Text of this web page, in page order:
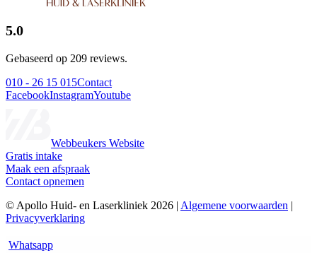
5.0
Gebaseerd op 209 reviews.
010 - 26 15 015Contact
FacebookInstagramYoutube
Webbeukers Website
Gratis intake
Maak een afspraak
Contact opnemen
© Apollo Huid- en Laserkliniek 2026 | Algemene voorwaarden |
Privacyverklaring
Whatsapp